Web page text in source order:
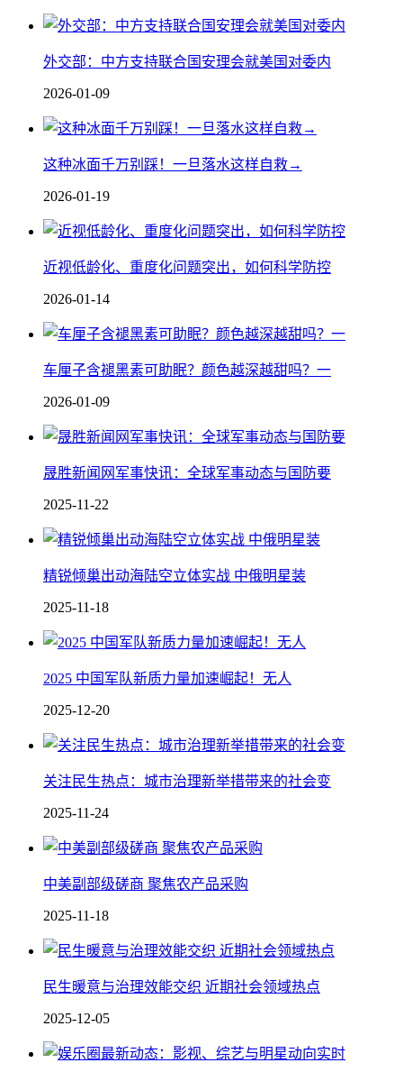
外交部：中方支持联合国安理会就美国对委内
2026-01-09
这种冰面千万别踩！一旦落水这样自救→
2026-01-19
近视低龄化、重度化问题突出，如何科学防控
2026-01-14
车厘子含褪黑素可助眠？颜色越深越甜吗？一
2026-01-09
晟胜新闻网军事快讯：全球军事动态与国防要
2025-11-22
精锐倾巢出动海陆空立体实战 中俄明星装
2025-11-18
2025 中国军队新质力量加速崛起！无人
2025-12-20
关注民生热点：城市治理新举措带来的社会变
2025-11-24
中美副部级磋商 聚焦农产品采购
2025-11-18
民生暖意与治理效能交织 近期社会领域热点
2025-12-05